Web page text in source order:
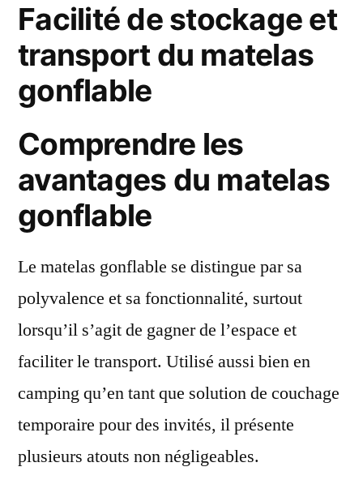
Facilité de stockage et
transport du matelas
gonflable
Comprendre les
avantages du matelas
gonflable
Le matelas gonflable se distingue par sa
polyvalence et sa fonctionnalité, surtout
lorsqu’il s’agit de gagner de l’espace et
faciliter le transport. Utilisé aussi bien en
camping qu’en tant que solution de couchage
temporaire pour des invités, il présente
plusieurs atouts non négligeables.